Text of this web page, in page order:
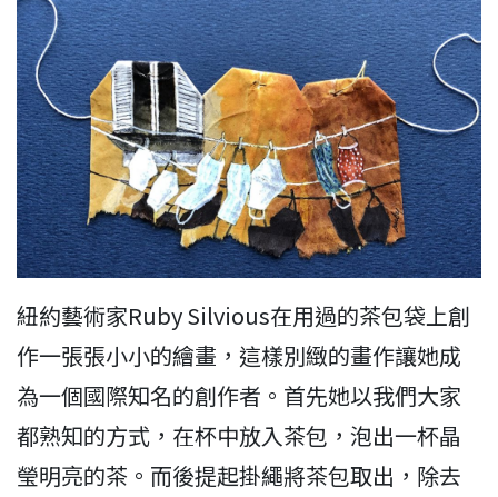
紐約藝術家Ruby Silvious在用過的茶包袋上創
作一張張小小的繪畫，這樣別緻的畫作讓她成
為一個國際知名的創作者。首先她以我們大家
都熟知的方式，在杯中放入茶包，泡出一杯晶
瑩明亮的茶。而後提起掛繩將茶包取出，除去